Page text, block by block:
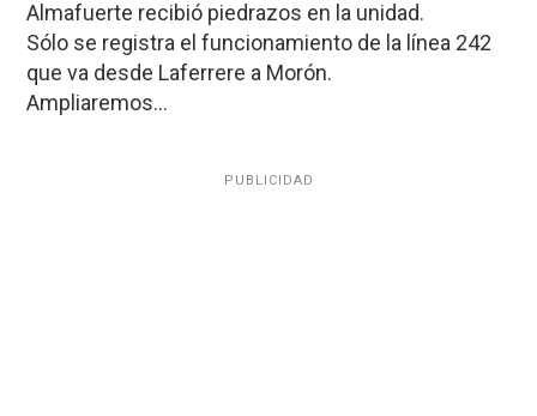
Almafuerte recibió piedrazos en la unidad.
Sólo se registra el funcionamiento de la línea 242
que va desde Laferrere a Morón.
Ampliaremos…
PUBLICIDAD